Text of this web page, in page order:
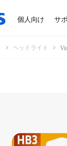
個人向け サ
ヘッドライト